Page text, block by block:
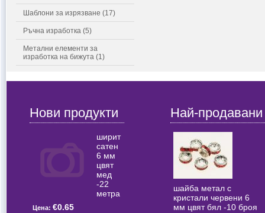
Шаблони за изрязване (17)
Ръчна изработка (5)
Метални елементи за
изработка на бижута (1)
Нови продукти
ширит
сатен
6 мм
цвят
мед
-22
метра
Цена: €0.65
Най-продавани
шайба метал с
кристали червени 6
мм цвят бял -10 броя